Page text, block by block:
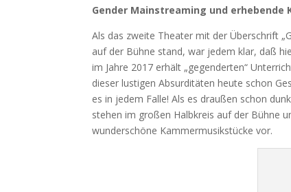
Gender Mainstreaming und erhebende
Als das zweite Theater mit der Überschrift
auf der Bühne stand, war jedem klar, daß
im Jahre 2017 erhält „gegenderten“
dieser lustigen Absurditäten heute schon
es in jedem Falle! Als es draußen schon
stehen im großen Halbkreis auf der Bühne
wunderschöne Kammermusikstücke vor.